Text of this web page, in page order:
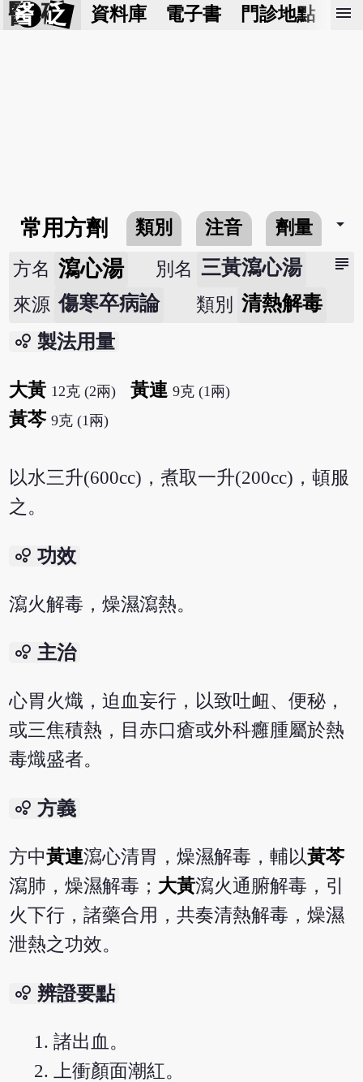
醫 砭 資料庫 電子書 門診地點 預
menu
常用方劑 類別 注音 劑量 arrow_drop_down
subject
方名 瀉心湯 別名 三黃瀉心湯
來源 傷寒卒病論 類別 清熱解毒
bubble_chart 製法用量
大黃 12克 (2兩) 黃連 9克 (1兩)
黃芩 9克 (1兩)
以水三升(600cc)，煮取一升(200cc)，頓服
之。
bubble_chart 功效
瀉火解毒，燥濕瀉熱。
bubble_chart 主治
心胃火熾，迫血妄行，以致吐衄、便秘，
或三焦積熱，目赤口瘡或外科癰腫屬於熱
毒熾盛者。
bubble_chart 方義
方中黃連瀉心清胃，燥濕解毒，輔以黃芩
瀉肺，燥濕解毒； 大黃瀉火通腑解毒，引
火下行，諸藥合用，共奏清熱解毒，燥濕
泄熱之功效。
bubble_chart 辨證要點
諸出血。
上衝顏面潮紅。